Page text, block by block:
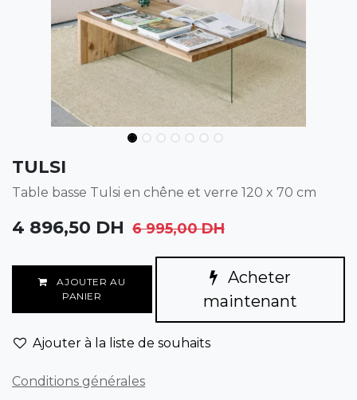
TULSI
Table basse Tulsi en chêne et verre 120 x 70 cm
4 896,50 DH 6 995,00DH
AJOUTER AU
PANIER
Acheter
maintenant
Ajouter à la liste de souhaits
Conditions générales